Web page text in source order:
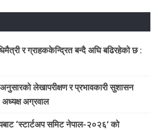
र ग्राहककेन्द्रित बन्दै अघि बढिरहेको छ :
लेखापरीक्षण र प्रभावकारी सुशासन
अग्रवाल
‘स्टार्टअप समिट नेपाल-२०२६’ को